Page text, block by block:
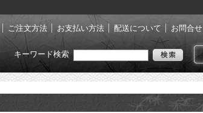
ご注文方法 お支払い方法 配送について お問合せ
キーワード検索